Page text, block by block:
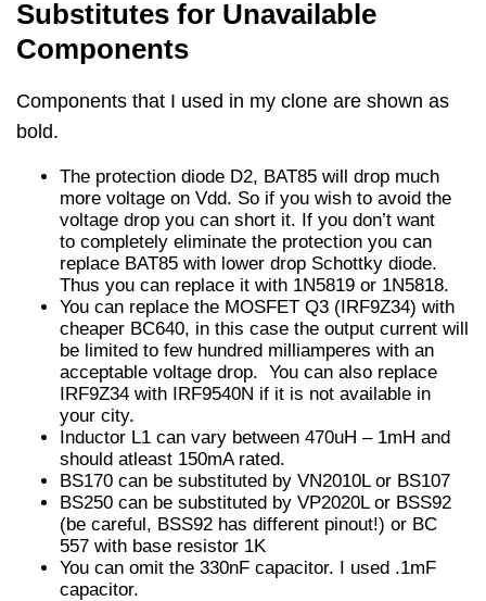
Substitutes for Unavailable
Components
Components that I used in my clone are shown as
bold.
The protection diode D2, BAT85 will drop much
more voltage on Vdd. So if you wish to avoid the
voltage drop you can short it. If you don’t want
to completely eliminate the protection you can
replace BAT85 with lower drop Schottky diode.
Thus you can replace it with 1N5819 or 1N5818.
You can replace the MOSFET Q3 (IRF9Z34) with
cheaper BC640, in this case the output current will
be limited to few hundred milliamperes with an
acceptable voltage drop. You can also replace
IRF9Z34 with IRF9540N if it is not available in
your city.
Inductor L1 can vary between 470uH – 1mH and
should atleast 150mA rated.
BS170 can be substituted by VN2010L or BS107
BS250 can be substituted by VP2020L or BSS92
(be careful, BSS92 has different pinout!) or BC
557 with base resistor 1K
You can omit the 330nF capacitor. I used .1mF
capacitor.